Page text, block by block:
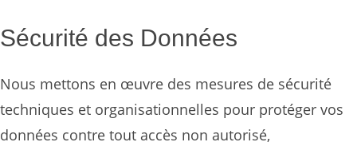
Sécurité des Données
Nous mettons en œuvre des mesures de sécurité
techniques et organisationnelles pour protéger vos
données contre tout accès non autorisé,